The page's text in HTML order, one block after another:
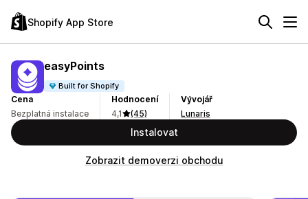
Shopify App Store
easyPoints
Built for Shopify
Cena
Bezplatná instalace
Hodnocení
4,1
(45)
Vývojář
Lunaris
Instalovat
Zobrazit demoverzi obchodu